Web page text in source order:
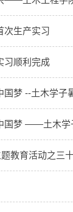
生产实习
顺利完成
梦 --土木学子
国梦 ——土木学
题教育活动之